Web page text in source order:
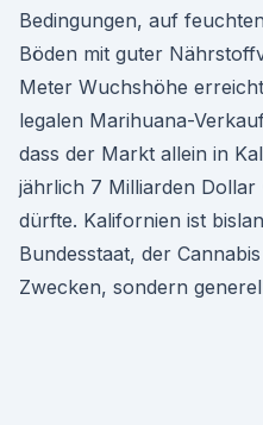
Bedingungen, auf
Böden mit guter
Meter Wuchshöhe
legalen Marihuana-
dass der Markt allein in
jährlich 7 Milliarden
dürfte. Kalifornien ist
Bundesstaat, der
Zwecken, sondern